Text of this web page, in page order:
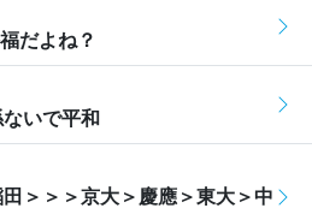
だよね？
いで平和
＞＞＞京大＞慶應＞東大＞中